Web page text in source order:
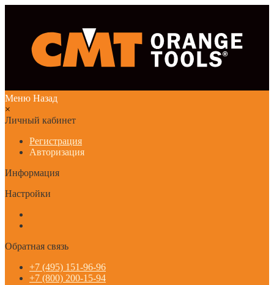
Меню Назад
×
Личный кабинет
Регистрация
Авторизация
Информация
Настройки
Обратная связь
+7 (495) 151-96-96
+7 (800) 200-15-94